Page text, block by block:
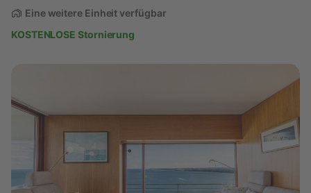
Eine weitere Einheit verfügbar
KOSTENLOSE Stornierung